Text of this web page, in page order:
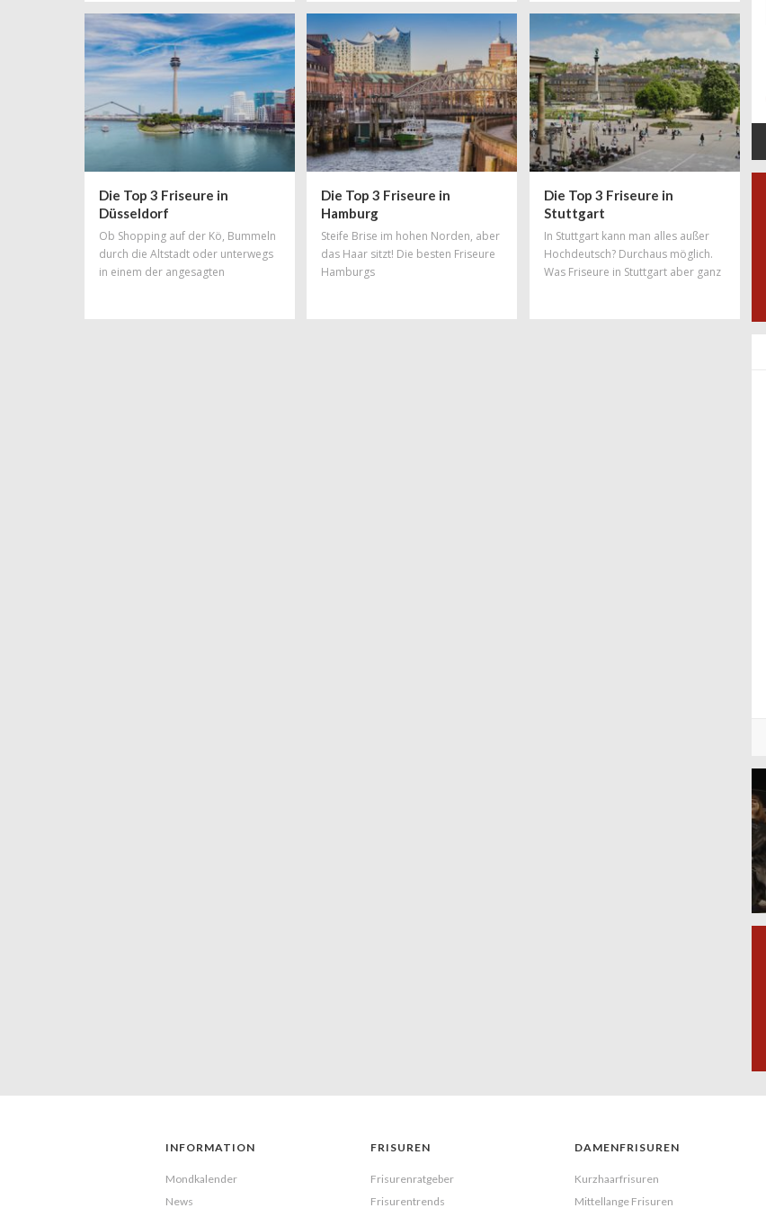
Rechnung tragen, als mit einer total
schicken, neuen Trendfrisur!
Friseursalons gibt es in München zu
Hauf aber welcher ist der richtige?
Unsere Liste an Top-Friseuren
erleichtert euch die Qual der Wahl.
Angelegenheiten hat die
Hauptstadt die Nase vorn – mit
Salons, in denen Trends geboren
werden und wo sich Styles und
Stylisten aus der ganzen Welt feiern
lassen. Hier findet ihr Salons, die zu
den
Die Top 3 Friseure in
Düsseldorf
Ob Shopping auf der Kö, Bummeln
durch die Altstadt oder unterwegs
in einem der angesagten
Die Top 3 Friseure in
Hamburg
Steife Brise im hohen Norden, aber
das Haar sitzt! Die besten Friseure
Hamburgs
Die Top 3 Friseure in
Stuttgart
In Stuttgart kann man alles außer
Hochdeutsch? Durchaus möglich.
Was Friseure in Stuttgart aber ganz
INFORMATION
Mondkalender
News
FRISUREN
Frisurenratgeber
Frisurentrends
DAMENFRISUREN
Kurzhaarfrisuren
Mittellange Frisuren